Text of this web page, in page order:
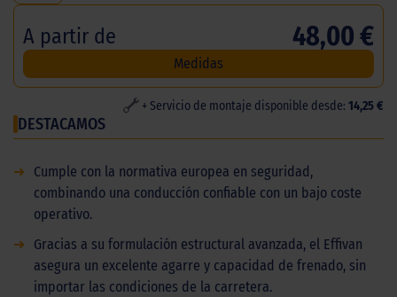
A partir de 48,00 €
Medidas
+ Servicio de montaje disponible desde: 14,25 €
DESTACAMOS
➜
Cumple con la normativa europea en seguridad,
combinando una conducción confiable con un bajo coste
operativo.
➜
Gracias a su formulación estructural avanzada, el Effivan
asegura un excelente agarre y capacidad de frenado, sin
importar las condiciones de la carretera.